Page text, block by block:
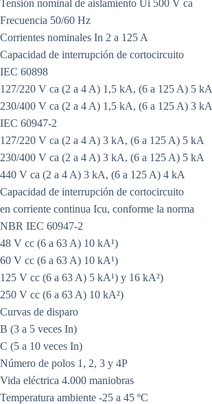
Tensión nominal de aislamiento Ui 500 V ca
Frecuencia 50/60 Hz
Corrientes nominales In 2 a 125 A
Capacidad de interrupción de cortocircuito
IEC 60898
127/220 V ca (2 a 4 A) 1,5 kA, (6 a 125 A) 5 kA
230/400 V ca (2 a 4 A) 1,5 kA, (6 a 125 A) 3 kA
IEC 60947-2
127/220 V ca (2 a 4 A) 3 kA, (6 a 125 A) 5 kA
230/400 V ca (2 a 4 A) 3 kA, (6 a 125 A) 5 kA
440 V ca (2 a 4 A) 3 kA, (6 a 125 A) 4 kA
Capacidad de interrupción de cortocircuito
en corriente continua Icu, conforme la norma
NBR IEC 60947-2
48 V cc (6 a 63 A) 10 kA¹)
60 V cc (6 a 63 A) 10 kA¹)
125 V cc (6 a 63 A) 5 kA¹) y 16 kA²)
250 V cc (6 a 63 A) 10 kA²)
Curvas de disparo
B (3 a 5 veces In)
C (5 a 10 veces In)
Número de polos 1, 2, 3 y 4P
Vida eléctrica 4.000 maniobras
Temperatura ambiente -25 a 45 ºC